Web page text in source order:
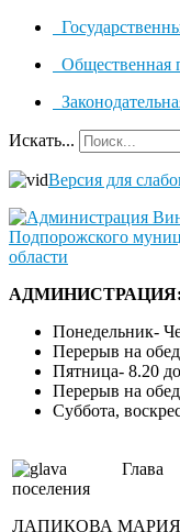
Общественная
Искать...
Версия для
АДМИНИСТРАЦИЯ:
Понедельник-
Перерыв на
Пятница- 8.20
Перерыв на
Суббота,
Глава
поселения
ЛАПИКОВА МАРИЯ